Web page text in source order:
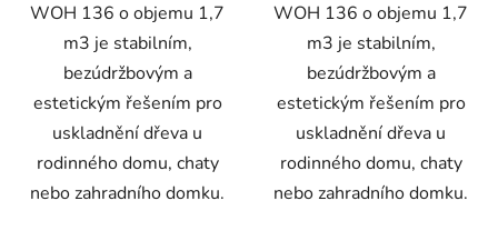
WOH 136 o objemu 1,7
m3 je stabilním,
bezúdržbovým a
estetickým řešením pro
uskladnění dřeva u
rodinného domu, chaty
nebo zahradního domku.
WOH 136 o objemu 1,7
m3 je stabilním,
bezúdržbovým a
estetickým řešením pro
uskladnění dřeva u
rodinného domu, chaty
nebo zahradního domku.